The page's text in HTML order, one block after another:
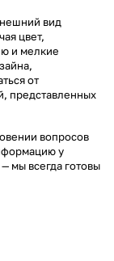
вид
цвет,
и мелкие
от
представленных
вопросов
у
— мы всегда готовы